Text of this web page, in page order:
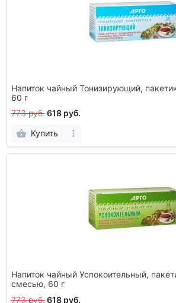
Напиток чайный Тонизирующий,
60 г
773 руб. 618 руб.
Купить
Напиток чайный Успокоительный,
смесью, 60 г
773 руб. 618 руб.